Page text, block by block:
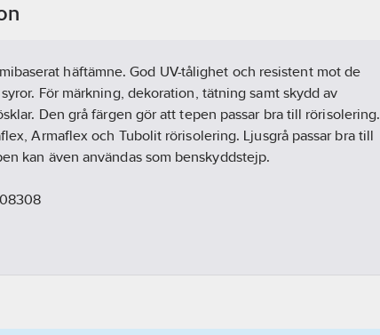
häftämne. God UV-tålighet och resistent mot de
För märkning, dekoration, tätning samt skydd av
Den grå färgen gör att tepen passar bra till rörisolering.
Armaflex och Tubolit rörisolering. Ljusgrå passar bra till
kan även användas som benskyddstejp.